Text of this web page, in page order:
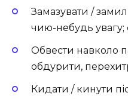
Замазувати /
чию-небудь увагу;
Обвести навколо
обдурити,
Кидати / кинути